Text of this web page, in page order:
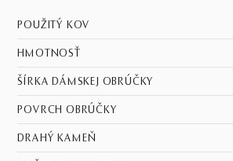
POUŽITÝ KOV
HMOTNOSŤ
ŠÍRKA DÁMSKEJ OBRÚČKY
POVRCH OBRÚČKY
DRAHÝ KAMEŇ